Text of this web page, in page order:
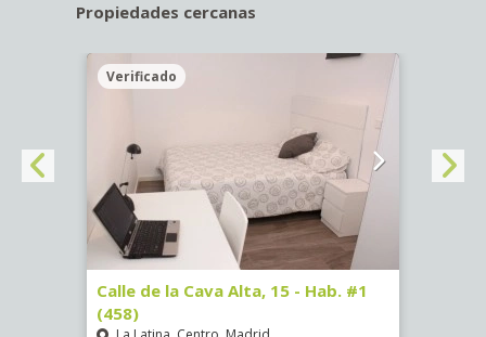
Propiedades cercanas
Verificado
Calle de la Cava Alta, 15 - Hab. #1
(458)